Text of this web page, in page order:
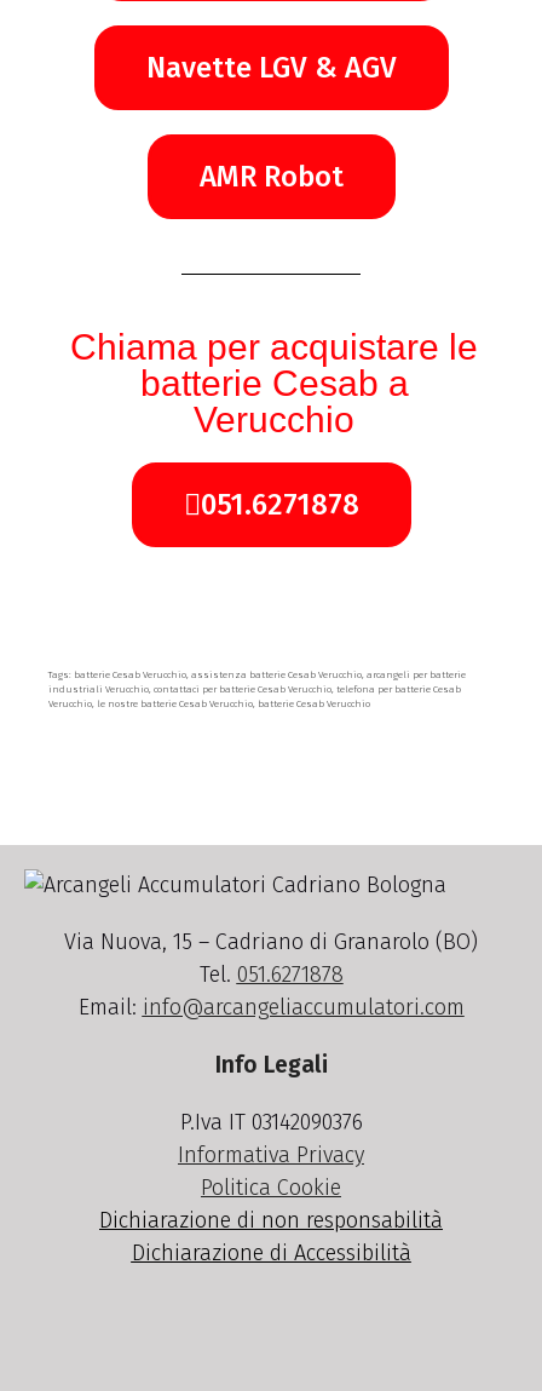
Navette LGV & AGV
AMR Robot
Chiama per acquistare le
batterie Cesab a
Verucchio
051.6271878
Tags: batterie Cesab Verucchio, assistenza batterie Cesab Verucchio, arcangeli per batterie
industriali Verucchio, contattaci per batterie Cesab Verucchio, telefona per batterie Cesab
Verucchio, le nostre batterie Cesab Verucchio, batterie Cesab Verucchio
Via Nuova, 15 – Cadriano di Granarolo (BO)
Tel. 051.6271878
Email: info@arcangeliaccumulatori.com
Info Legali
P.Iva IT 03142090376
Informativa Privacy
Politica Cookie
Dichiarazione di non responsabilità
Dichiarazione di Accessibilità